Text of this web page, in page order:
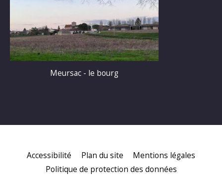
Meursac - le bourg
Accessibilité Plan du site
Mentions légales
Politique de protection des données